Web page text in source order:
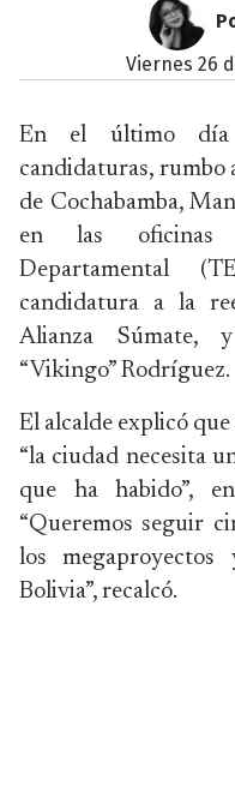
viernes 26
En el último día
candidaturas, rumbo
de Cochabamba,
en las oficinas
Departamental
candidatura a la
Alianza Súmate,
“Vikingo” Rodríguez.
El alcalde explicó
“la ciudad necesita
que ha habido”,
“Queremos seguir
los
Bolivia”, recalcó.